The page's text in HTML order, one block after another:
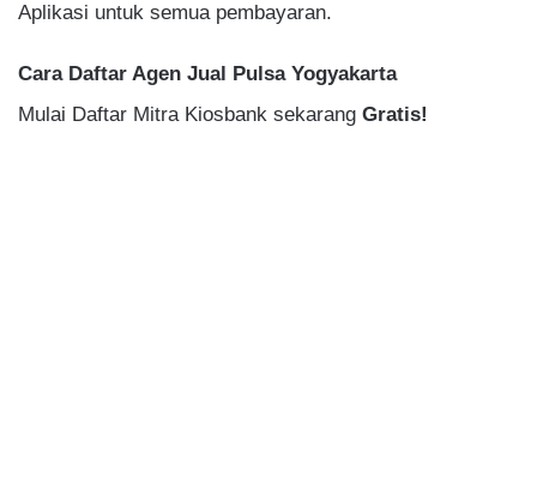
Aplikasi untuk semua pembayaran.
Cara Daftar Agen Jual Pulsa Yogyakarta
Mulai Daftar Mitra Kiosbank sekarang Gratis!